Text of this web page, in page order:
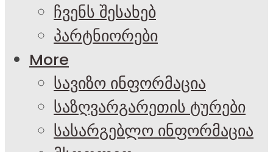
ჩვენს შესახებ
პარტნიორები
More
სავიზო ინფორმაცია
საზღვარგარეთის ტურები
სასარგებლო ინფორმაცია